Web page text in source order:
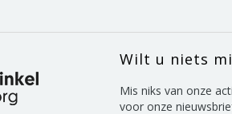
Wilt u niets
Mis niks van onze
voor onze